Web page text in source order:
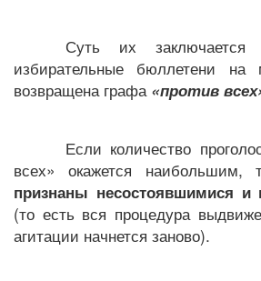
Суть их
избирательные бюллетени на
возвращена графа «против
Если количество
всех» окажется наибольшим,
признаны несостоявшимися и
(то есть вся процедура
агитации начнется заново).